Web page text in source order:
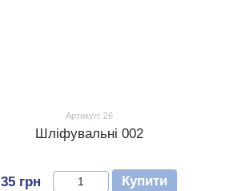
Артикул: 26
Шліфувальні 002
35 грн Купити